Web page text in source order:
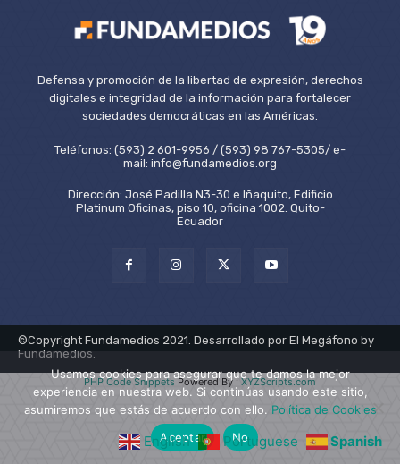
Defensa y promoción de la libertad de expresión, derechos
digitales e integridad de la información para fortalecer
sociedades democráticas en las Américas.
Teléfonos: (593) 2 601-9956 / (593) 98 767-5305/ e-
mail: info@fundamedios.org
Dirección: José Padilla N3-30 e Iñaquito, Edificio
Platinum Oficinas, piso 10, oficina 1002. Quito-
Ecuador
©Copyright Fundamedios 2021. Desarrollado por El Megáfono by
Fundamedios.
English Portuguese Spanish
PHP Code SnippetsPowered By :XYZScripts.com
Usamos cookies para asegurar que te damos la mejor
experiencia en nuestra web. Si continúas usando este sitio,
asumiremos que estás de acuerdo con ello. Política de Cookies
Aceptar
No